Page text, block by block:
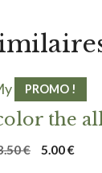
PROMO !
the
€
Le
5.00€Le